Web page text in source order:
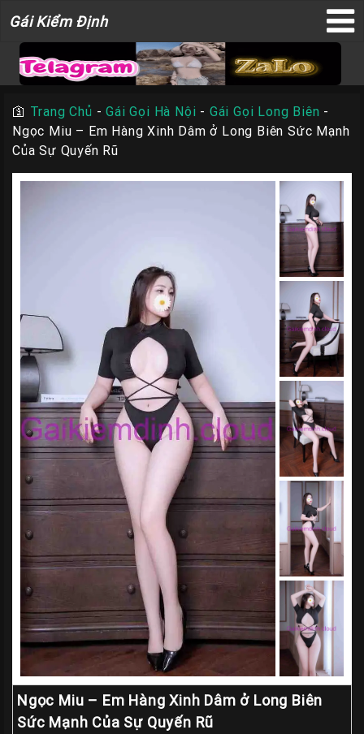
Gái Kiểm Định
Gái
Định
×
TRANG
CHỦ
Sài
Gòn
Gái
Gọi
Đà
Nẵng
Gái
Hà
Nội
Các
Nam
Các
TP
Tây
Nguyên
🛐 Trang Chủ -Gái Gọi Hà Nội - Gái Gọi Long Biên -
Ngọc Miu – Em Hàng Xinh Dâm ở Long Biên Sức Mạnh
Của Sự Quyến Rũ
Ngọc Miu – Em Hàng Xinh Dâm ở Long Biên
Sức Mạnh Của Sự Quyến Rũ